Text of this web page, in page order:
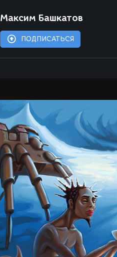
Максим Башкатов
ПОДПИСАТЬСЯ